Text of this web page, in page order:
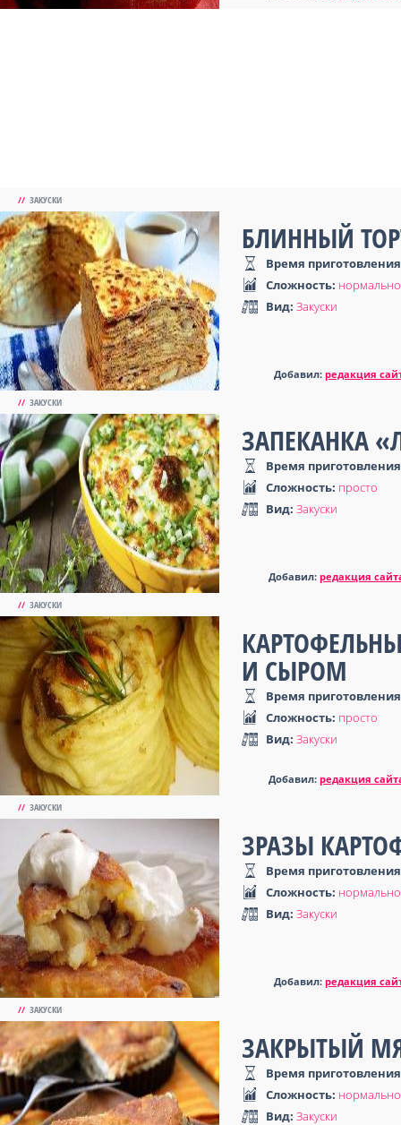
// ЗАКУСКИ
БЛИННЫЙ
Добавил: редакция
Время
Сложность: нормально
Вид: Закуски
// ЗАКУСКИ
ЗАПЕКАНКА
Добавил: редакция
Время
Сложность: просто
Вид: Закуски
// ЗАКУСКИ
И СЫРОМ
Добавил: редакция
Время
Сложность: просто
Вид: Закуски
// ЗАКУСКИ
ЗРАЗЫ
Добавил: редакция
Время
Сложность: нормально
Вид: Закуски
// ЗАКУСКИ
ЗАКРЫТЫЙ
Время
Сложность: нормально
Вид: Закуски